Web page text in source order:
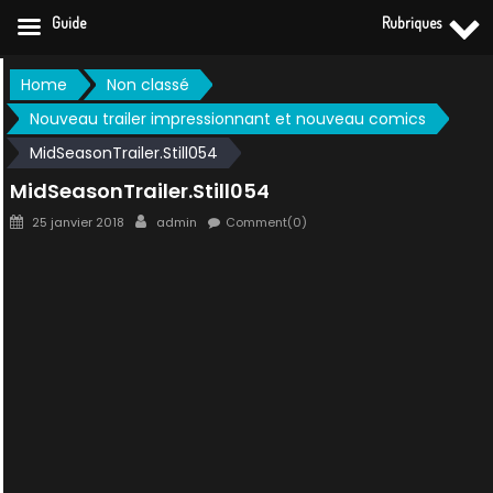
Skip
to
content
Home
Non classé
Nouveau trailer impressionnant et nouveau comics
MidSeasonTrailer.Still054
MidSeasonTrailer.Still054
Posted
25 janvier 2018 Author
admin Comment(0)
Guide Rubriques